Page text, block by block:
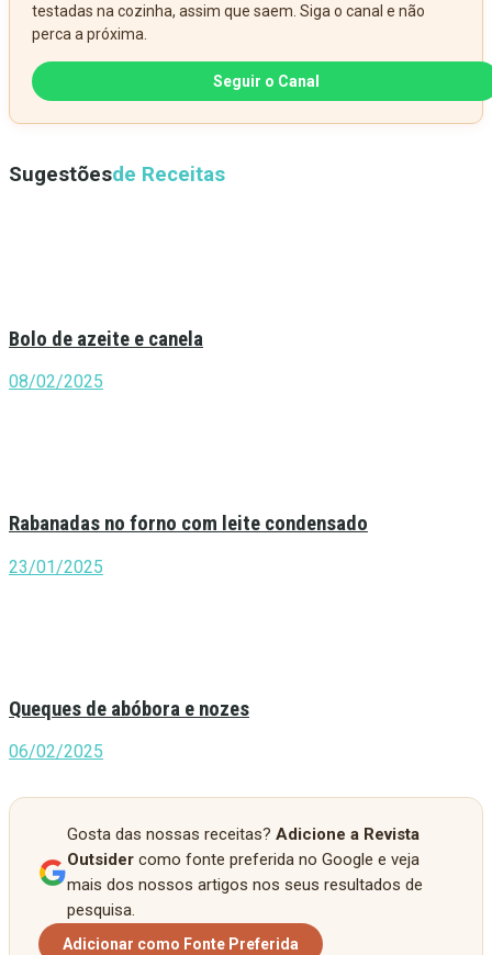
testadas na cozinha, assim que saem. Siga o canal e não
perca a próxima.
Seguir o Canal
Sugestõesde Receitas
Bolo de azeite e canela
08/02/2025
Rabanadas no forno com leite condensado
23/01/2025
Queques de abóbora e nozes
06/02/2025
Gosta das nossas receitas? Adicione a Revista
Outsider como fonte preferida no Google e veja
mais dos nossos artigos nos seus resultados de
pesquisa.
Adicionar como Fonte Preferida